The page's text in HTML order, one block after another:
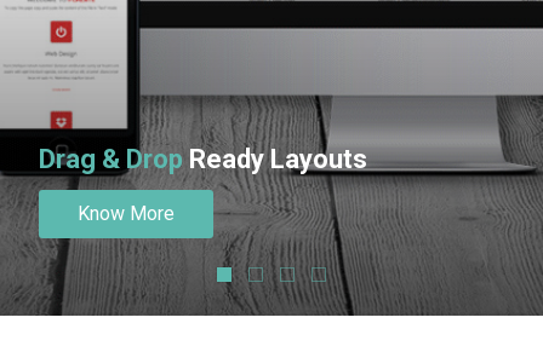
Drag & Drop Ready Layouts
Know More